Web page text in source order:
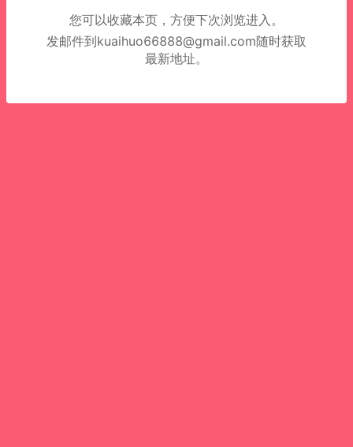
您可以收藏本页，方便下次浏览进入。
发邮件到kuaihuo66888@gmail.com随时获取
最新地址。